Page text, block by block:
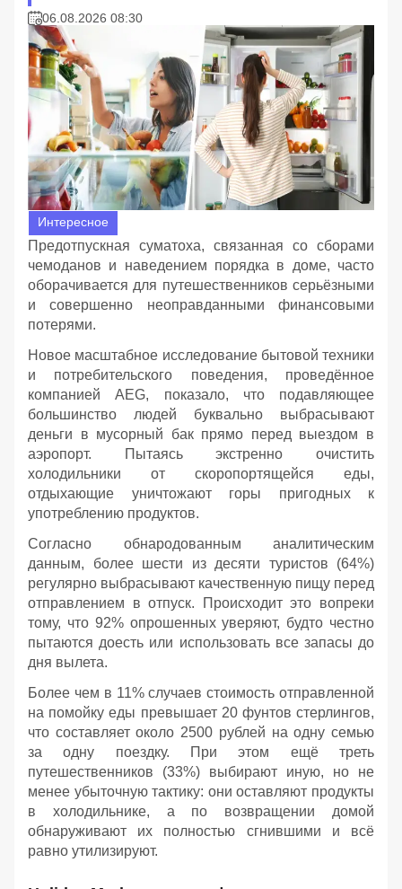
06.08.2026 08:30
Интересное
Предотпускная суматоха, связанная со сборами
чемоданов и наведением порядка в доме, часто
оборачивается для путешественников серьёзными
и совершенно неоправданными финансовыми
потерями.
Новое масштабное исследование бытовой техники
и потребительского поведения, проведённое
компанией AEG, показало, что подавляющее
большинство людей буквально выбрасывают
деньги в мусорный бак прямо перед выездом в
аэропорт. Пытаясь экстренно очистить
холодильники от скоропортящейся еды,
отдыхающие уничтожают горы пригодных к
употреблению продуктов.
Согласно обнародованным аналитическим
данным, более шести из десяти туристов (64%)
регулярно выбрасывают качественную пищу перед
отправлением в отпуск. Происходит это вопреки
тому, что 92% опрошенных уверяют, будто честно
пытаются доесть или использовать все запасы до
дня вылета.
Более чем в 11% случаев стоимость отправленной
на помойку еды превышает 20 фунтов стерлингов,
что составляет около 2500 рублей на одну семью
за одну поездку. При этом ещё треть
путешественников (33%) выбирают иную, но не
менее убыточную тактику: они оставляют продукты
в холодильнике, а по возвращении домой
обнаруживают их полностью сгнившими и всё
равно утилизируют.